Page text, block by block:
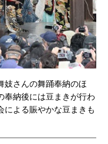
妓さんの舞踊奉納のほ
奉納後には豆まきが行わ
による賑やかな豆まきも